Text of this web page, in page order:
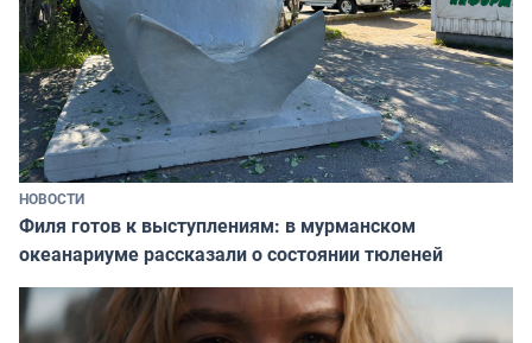
НОВОСТИ
Филя готов к выступлениям: в мурманском
океанариуме рассказали о состоянии тюленей